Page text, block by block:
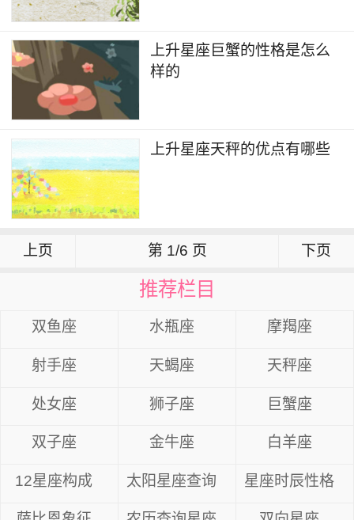
上升星座巨蟹的性格是怎么
样的
上升星座天秤的优点有哪些
上页 第 1/6 页 下页
推荐栏目
双鱼座 水瓶座 摩羯座
射手座 天蝎座 天秤座
处女座 狮子座 巨蟹座
双子座 金牛座 白羊座
12星座构成 太阳星座查询 星座时辰性格